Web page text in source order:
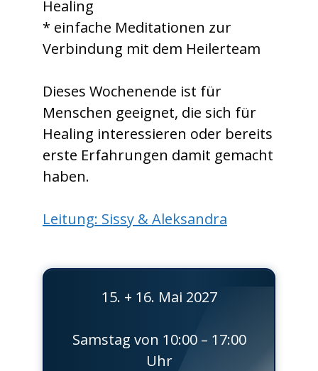
Healing
* einfache Meditationen zur
Verbindung mit dem Heilerteam
Dieses Wochenende ist für
Menschen geeignet, die sich für
Healing interessieren oder bereits
erste Erfahrungen damit gemacht
haben.
Leitung: Sissy & Aleksandra
15. + 16. Mai 2027
Samstag von 10:00 – 17:00
Uhr